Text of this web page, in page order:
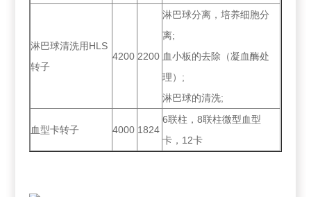
淋巴球清洗用HLS
转子
4200 2200
淋巴球分离，培养细胞分
离;
血小板的去除（凝血酶处
理）;
淋巴球的清洗;
血型卡转子 4000 1824
6联柱，8联柱微型血型
卡，12卡